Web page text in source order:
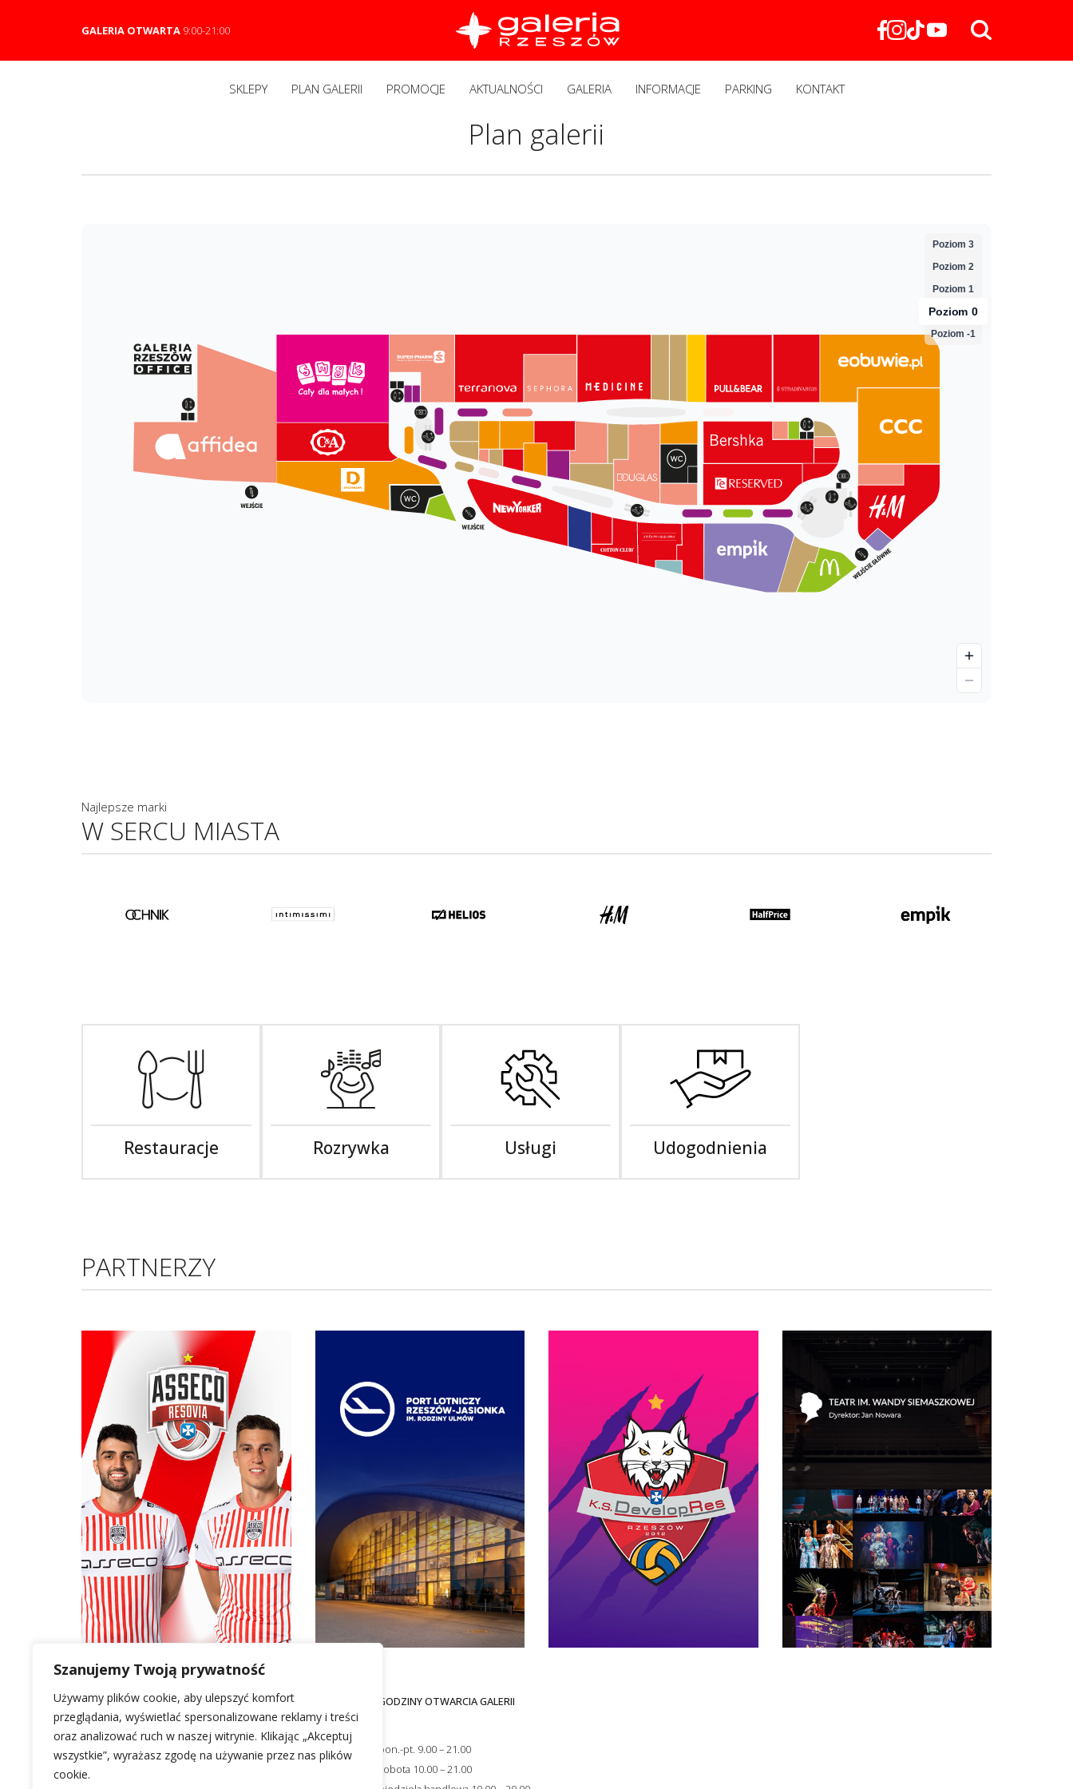
Szanujemy Twoją prywatność
Używamy plików cookie, aby ulepszyć komfort
przeglądania, wyświetlać spersonalizowane reklamy i treści
oraz analizować ruch w naszej witrynie. Klikając „Akceptuj
wszystkie”, wyrażasz zgodę na używanie przez nas plików
cookie.
GALERIA OTWARTA 9:00-21:00
SKLEPY PLAN GALERII PROMOCJE AKTUALNOŚCI GALERIA INFORMACJE PARKING KONTAKT
Plan galerii
Najlepsze marki
W SERCU MIASTA
Restauracje Rozrywka Usługi Udogodnienia
PARTNERZY
LOKALIZACJA
Al. Piłsudskiego 44
35-001 Rzeszów
O GALERII RZESZÓW
Informacje
INFORMACJE
Polityka cookies
GODZINY OTWARCIA GALERII
pon.-pt. 9.00 – 21.00
sobota 10.00 – 21.00